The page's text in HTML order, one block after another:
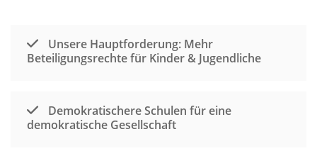
Unsere Hauptforderung: Mehr
Beteiligungsrechte für Kinder & Jugendliche
Demokratischere Schulen für eine
demokratische Gesellschaft